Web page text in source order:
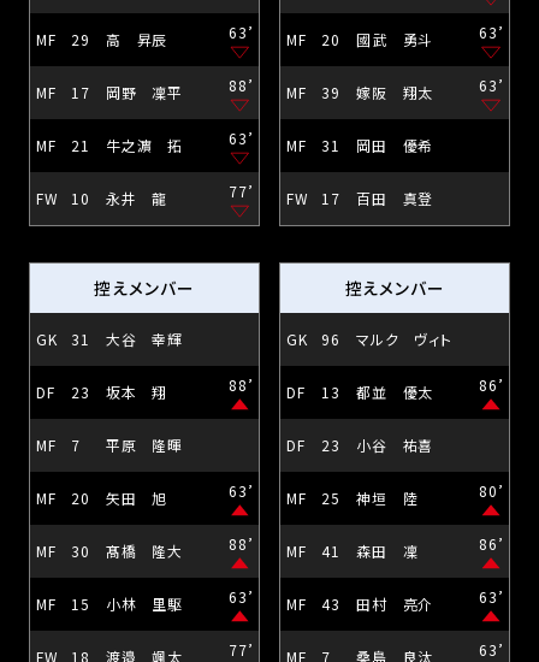
MF 29 高 昇辰 63’
MF 17 岡野 凜平 88’
MF 21 牛之濵 拓 63’
FW 10 永井 龍 77’
控えメンバー
GK 31 大谷 幸輝
DF 23 坂本 翔 88’
MF 7 平原 隆暉
MF 20 矢田 旭 63’
MF 30 髙橋 隆大 88’
MF 15 小林 里駆 63’
FW 18 渡邉 颯太 77’
MF 20 國武 勇斗 63’
MF 39 嫁阪 翔太 63’
MF 31 岡田 優希
FW 17 百田 真登
控えメンバー
GK 96 マルク ヴィト
DF 13 都並 優太 86’
DF 23 小谷 祐喜
MF 25 神垣 陸 80’
MF 41 森田 凜 86’
MF 43 田村 亮介 63’
MF 7 桑島 良汰 63’